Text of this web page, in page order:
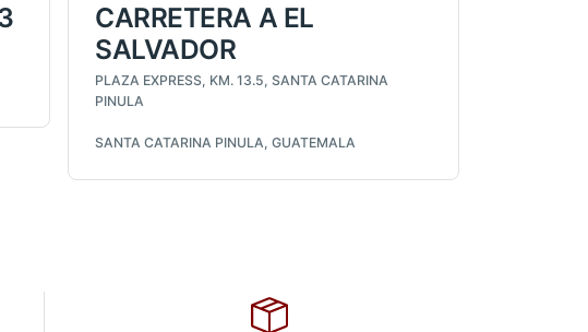
CARRETERA A EL
SALVADOR
PLAZA EXPRESS, KM. 13.5, SANTA CATARINA
PINULA
SANTA CATARINA PINULA, GUATEMALA